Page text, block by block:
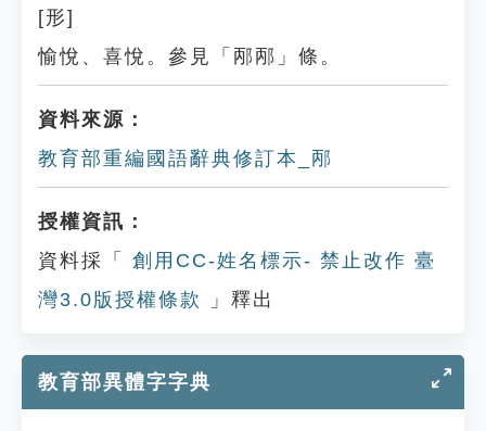
[形]
愉悅、喜悅。參見「邴邴」條。
資料來源：
教育部重編國語辭典修訂本_邴
授權資訊：
資料採「
創用CC-姓名標示- 禁止改作 臺
灣3.0版授權條款
」釋出
教育部異體字字典